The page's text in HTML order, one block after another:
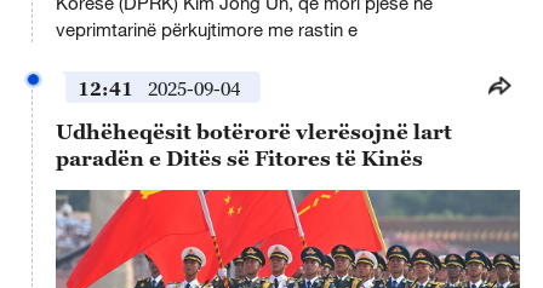
veprimtarinë përkujtimore me rastin e
12:41 2025-09-04
Udhëheqësit botërorë vlerësojnë lart
paradën e Ditës së Fitores të Kinës